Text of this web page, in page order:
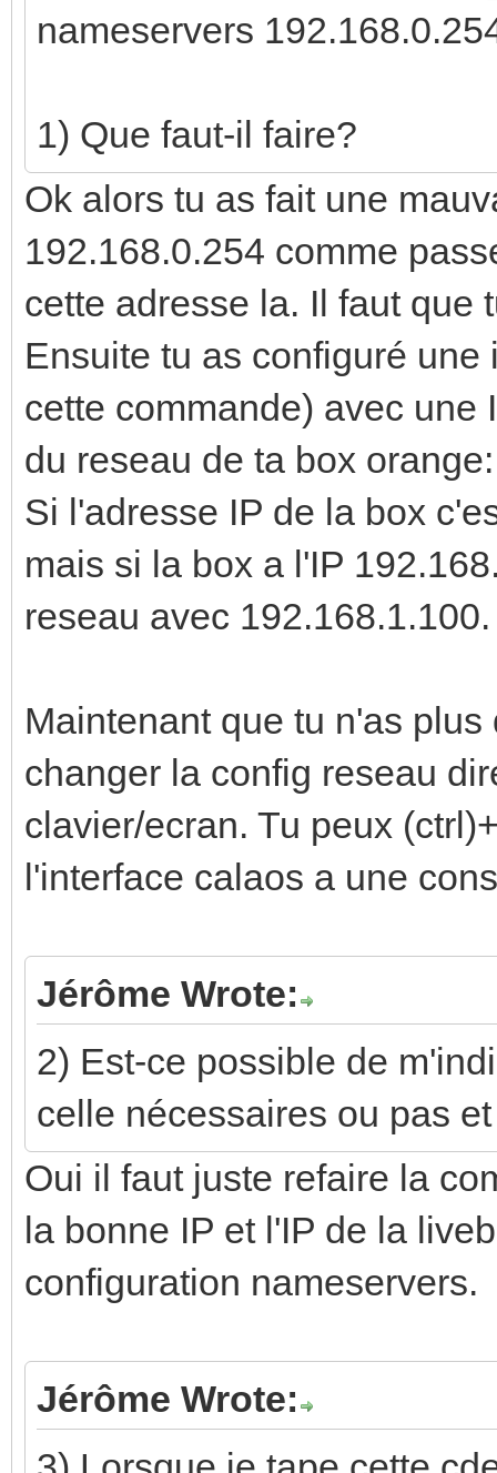
nameservers
1) Que faut-il faire?
Ok alors tu as fait une
192.168.0.254 comme
cette adresse la. Il faut que
Ensuite tu as configuré
cette commande) avec une
du reseau de ta box orange:
Si l'adresse IP de la box
mais si la box a l'IP
reseau avec 192.168.1.100.
Maintenant que tu n'as
changer la config reseau
clavier/ecran. Tu peux
l'interface calaos a une
Jérôme Wrote:
2) Est-ce possible de
celle nécessaires ou pas
Oui il faut juste refaire la
la bonne IP et l'IP de la
configuration nameservers.
Jérôme Wrote: